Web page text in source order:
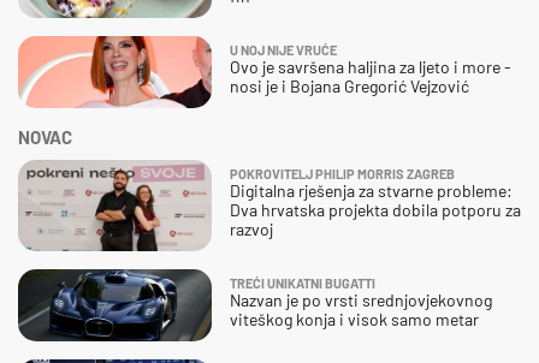
NOVAC
POKROVITELJ PHILIP MORRIS ZAGREB
Digitalna rješenja za stvarne probleme:
Dva hrvatska projekta dobila potporu za
razvoj
TREĆI UNIKATNI BUGATTI
Nazvan je po vrsti srednjovjekovnog
viteškog konja i visok samo metar
U NOJ NIJE VRUĆE
Ovo je savršena haljina za ljeto i more -
nosi je i Bojana Gregorić Vejzović